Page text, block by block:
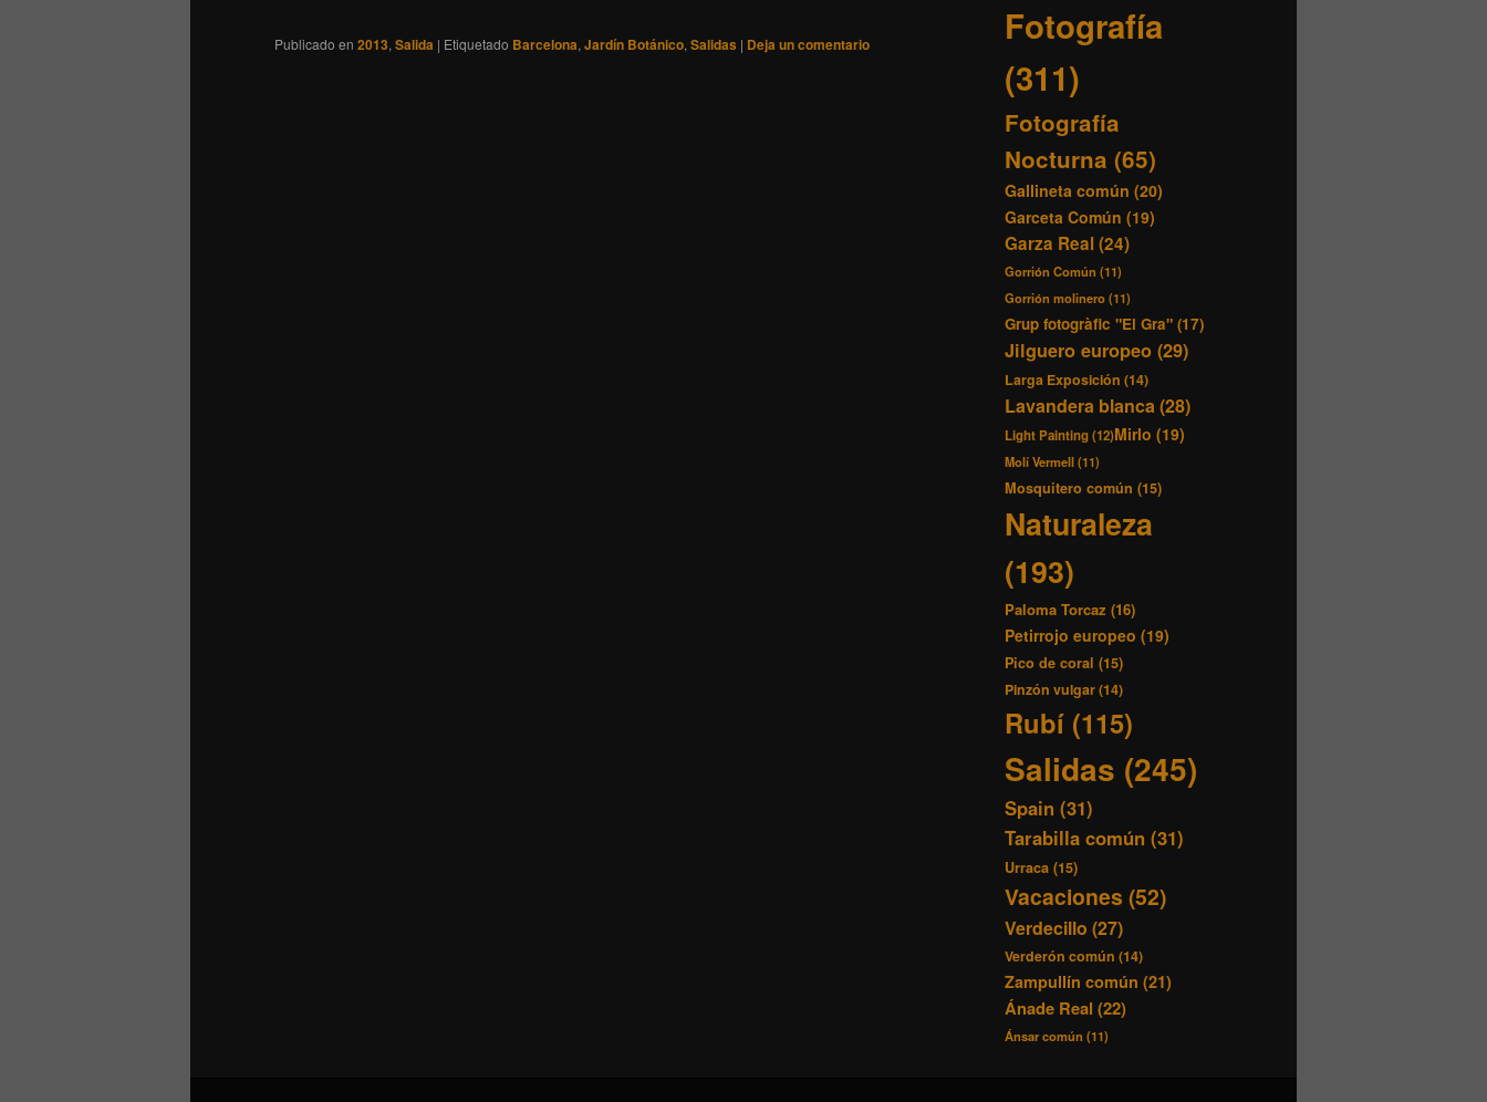
Publicado en 2013, Salida | Etiquetado Barcelona, Jardín Botánico, Salidas | Deja un comentario
Fotografía
(311)
Fotografía
Nocturna (65)
Gallineta común (20)
Garceta Común (19)
Garza Real(24)
Gorrión Común (11)
Gorrión molinero(11)
Grup fotogràfic "El Gra" (17)
Jilguero europeo (29)
Larga Exposición (14)
Lavandera blanca(28)
Light Painting(12)Mirlo (19)
Molí Vermell(11)
Mosquitero común (15)
Naturaleza
(193)
Paloma Torcaz (16)
Petirrojo europeo (19)
Pico de coral (15)
Pinzón vulgar(14)
Rubí (115)
Salidas (245)
Spain (31)
Tarabilla común (31)
Urraca (15)
Vacaciones (52)
Verdecillo (27)
Verderón común (14)
Zampullín común (21)
Ánade Real (22)
Ánsar común (11)